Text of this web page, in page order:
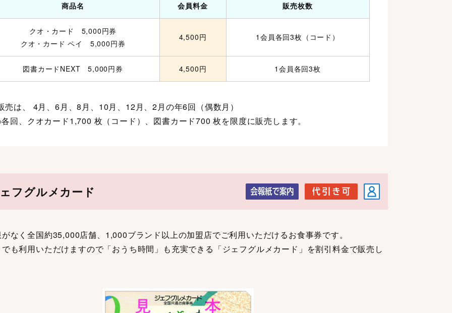
商品名 会員料金 販売枚数
クオ・カード 5,000円券
クオ・カード ペイ 5,000円券
4,500円 1会員各回3枚（コード）
図書カードNEXT 5,000円券 4,500円 1会員各回3枚
売は、 4月、6月、8月、10月、12月、2月の年6回（偶数月）
回、クオカード1,700 枚（コード）、図書カード700 枚を限度に販売します。
フグルメカード
なく全国約35,000店舗、1,000ブランド以上の加盟店でご利用いただけるお食事券です。
も利用いただけますので「おうち時間」も充実できる「ジェフグルメカード」を割引料金で販売し